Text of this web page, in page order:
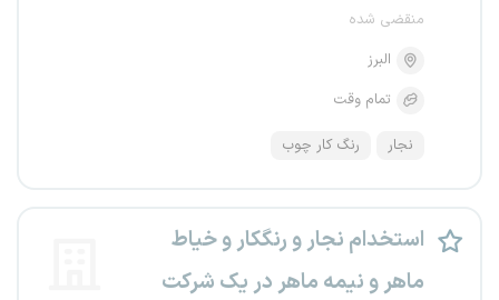
منقضی شده
البرز
تمام وقت
نجار رنگ کار چوب
استخدام نجار و رنگکار و خیاط
ماهر و نیمه ماهر در یک شرکت